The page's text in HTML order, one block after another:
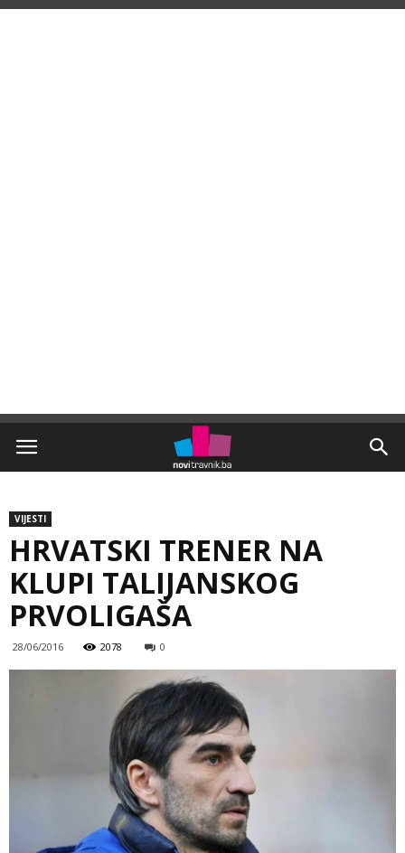
VIJESTI
HRVATSKI TRENER NA
KLUPI TALIJANSKOG
PRVOLIGAŠA
28/06/2016 2078 0